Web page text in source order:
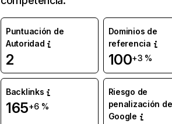
Puntuación de
Autoridad
2
Dominios de
referencia
100+3 %
Backlinks
165+6 %
Riesgo de
penalización de
Google